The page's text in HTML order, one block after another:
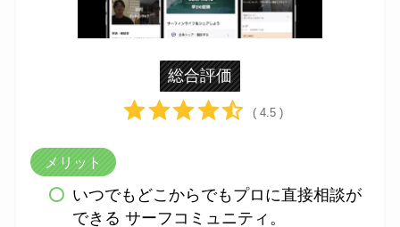
総合評価
( 4.5 )
メリット
いつでもどこからでもプロに直接相談が
できる サーフコミュニティ。